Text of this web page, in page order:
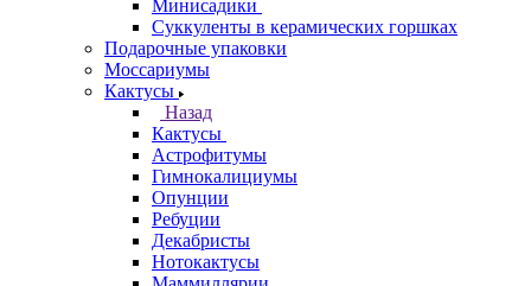
Минисадики
Суккуленты в керамических горшках
Подарочные упаковки
Моссариумы
Кактусы
Назад
Кактусы
Астрофитумы
Гимнокалициумы
Опунции
Ребуции
Декабристы
Нотокактусы